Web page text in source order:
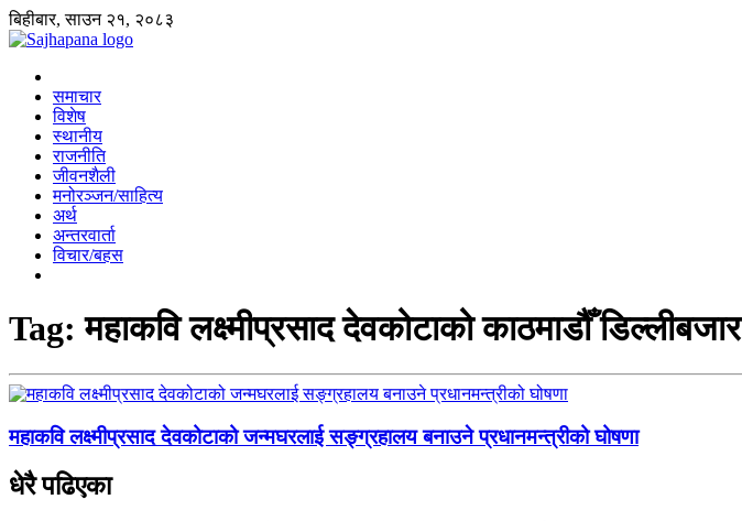
बिहीबार, साउन २१, २०८३
समाचार
विशेष
स्थानीय
राजनीति
जीवनशैली
मनोरञ्जन/साहित्य
अर्थ
अन्तरवार्ता
विचार/बहस
Tag:महाकवि लक्ष्मीप्रसाद देवकोटाको काठमाडौँ डिल्लीबजार
महाकवि लक्ष्मीप्रसाद देवकोटाको जन्मघरलाई सङ्ग्रहालय बनाउने प्रधानमन्त्रीको घोषणा
धेरै पढिएका